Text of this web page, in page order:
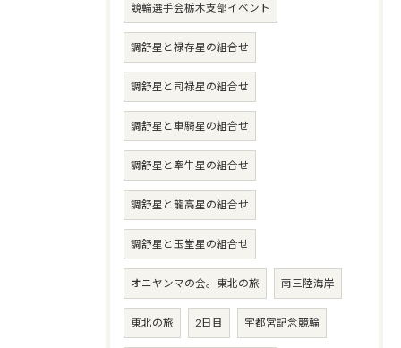
競輪選手会栃木支部イベント
調舒星と禄存星の組合せ
調舒星と司禄星の組合せ
調舒星と車騎星の組合せ
調舒星と牽牛星の組合せ
調舒星と龍高星の組合せ
調舒星と玉堂星の組合せ
オニヤンマの会。東北の旅 南三陸海岸
東北の旅 2日目 宇都宮記念競輪